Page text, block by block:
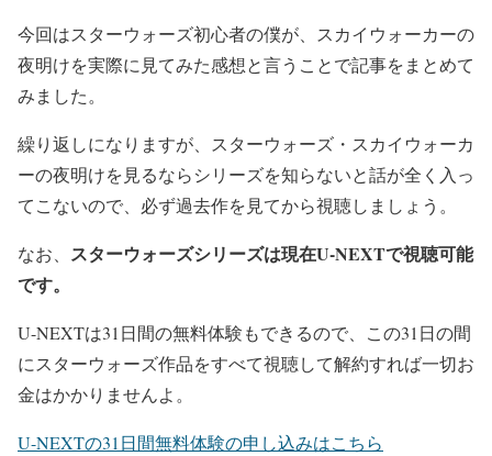
今回はスターウォーズ初心者の僕が、スカイウォーカーの
夜明けを実際に見てみた感想と言うことで記事をまとめて
みました。
繰り返しになりますが、スターウォーズ・スカイウォーカ
ーの夜明けを見るならシリーズを知らないと話が全く入っ
てこないので、必ず過去作を見てから視聴しましょう。
なお、 スターウォーズシリーズは現在U-NEXTで視聴可能
です。
U-NEXTは31日間の無料体験もできるので、この31日の間
にスターウォーズ作品をすべて視聴して解約すれば一切お
金はかかりませんよ。
U-NEXTの31日間無料体験の申し込みはこちら